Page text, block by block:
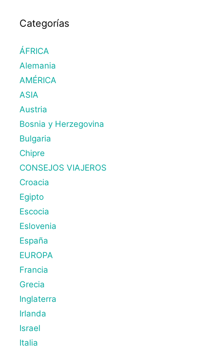
Categorías
ÁFRICA
Alemania
AMÉRICA
ASIA
Austria
Bosnia y Herzegovina
Bulgaria
Chipre
CONSEJOS VIAJEROS
Croacia
Egipto
Escocia
Eslovenia
España
EUROPA
Francia
Grecia
Inglaterra
Irlanda
Israel
Italia